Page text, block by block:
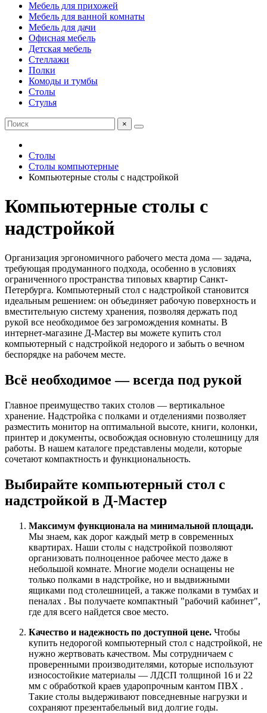
Мебель для прихожей
Мебель для ванной комнаты
Мебель для дачи
Офисная мебель
Детская мебель
Стеллажи
Полки
Комоды и тумбы
Столы
Стулья
×
Столы
Столы компьютерные
Компьютерные столы с надстройкой
Компьютерные столы с
надстройкой
Организация эргономичного рабочего места дома — задача,
требующая продуманного подхода, особенно в условиях
ограниченного пространства типовых квартир Санкт-
Петербурга. Компьютерный стол с надстройкой становится
идеальным решением: он объединяет рабочую поверхность и
вместительную систему хранения, позволяя держать под
рукой все необходимое без загромождения комнаты. В
интернет-магазине Д-Мастер вы можете купить стол
компьютерный с надстройкой недорого и забыть о вечном
беспорядке на рабочем месте.
Всё необходимое — всегда под рукой
Главное преимущество таких столов — вертикальное
хранение. Надстройка с полками и отделениями позволяет
разместить монитор на оптимальной высоте, книги, колонки,
принтер и документы, освобождая основную столешницу для
работы. В нашем каталоге представлены модели, которые
сочетают компактность и функциональность.
Выбирайте компьютерный стол с
надстройкой в Д-Мастер
Максимум функционала на минимальной площади.
Мы знаем, как дорог каждый метр в современных
квартирах. Наши столы с надстройкой позволяют
организовать полноценное рабочее место даже в
небольшой комнате. Многие модели оснащены не
только полками в надстройке, но и выдвижными
ящиками под столешницей, а также полками в тумбах и
пеналах . Вы получаете компактный "рабочий кабинет",
где для всего найдется свое место.
Качество и надежность по доступной цене. Чтобы
купить недорогой компьютерный стол с надстройкой, не
нужно жертвовать качеством. Мы сотрудничаем с
проверенными производителями, которые используют
износостойкие материалы — ЛДСП толщиной 16 и 22
мм с обработкой краев ударопрочным кантом ПВХ .
Такие столы выдерживают повседневные нагрузки и
сохраняют презентабельный вид долгие годы.